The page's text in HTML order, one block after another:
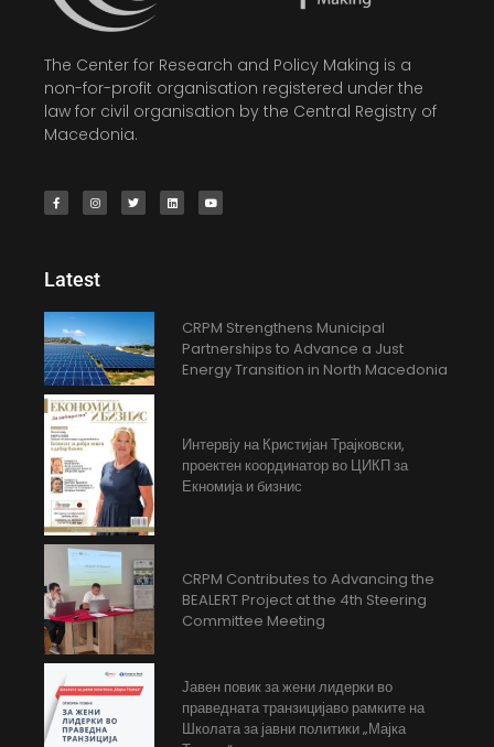
The Center for Research and Policy Making is a
non-for-profit organisation registered under the
law for civil organisation by the Central Registry of
Macedonia.
Latest
CRPM Strengthens Municipal
Partnerships to Advance a Just
Energy Transition in North Macedonia
Интервју на Кристијан Трајковски,
проектен координатор во ЦИКП за
Екномија и бизнис
CRPM Contributes to Advancing the
BEALERT Project at the 4th Steering
Committee Meeting
Јавен повик за жени лидерки во
праведната транзицијаво рамките на
Школата за јавни политики „Мајка